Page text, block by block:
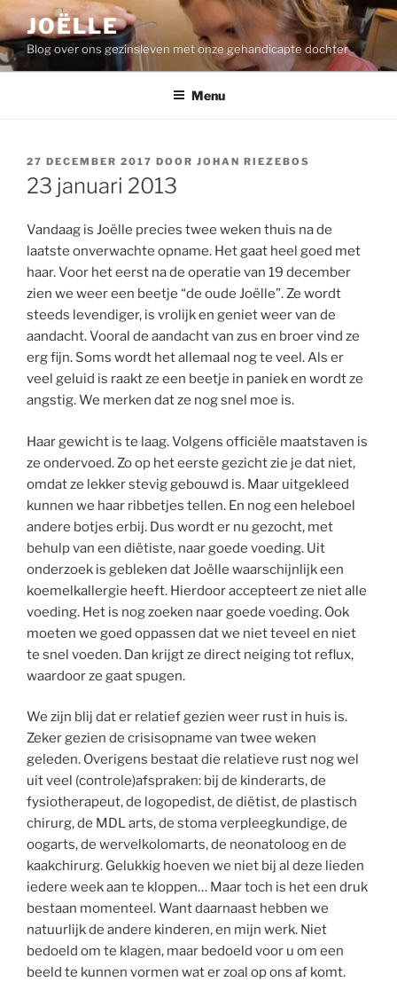
naar
de
inhoud
JOËLLE
Blog over ons gezinsleven met onze gehandicapte dochter
Menu
GEPLAATST
OP
27 DECEMBER 2017 DOOR JOHAN RIEZEBOS
23 januari 2013
Vandaag is Joëlle precies twee weken thuis na de
laatste onverwachte opname. Het gaat heel goed met
haar. Voor het eerst na de operatie van 19 december
zien we weer een beetje “de oude Joëlle”. Ze wordt
steeds levendiger, is vrolijk en geniet weer van de
aandacht. Vooral de aandacht van zus en broer vind ze
erg fijn. Soms wordt het allemaal nog te veel. Als er
veel geluid is raakt ze een beetje in paniek en wordt ze
angstig. We merken dat ze nog snel moe is.
Haar gewicht is te laag. Volgens officiële maatstaven is
ze ondervoed. Zo op het eerste gezicht zie je dat niet,
omdat ze lekker stevig gebouwd is. Maar uitgekleed
kunnen we haar ribbetjes tellen. En nog een heleboel
andere botjes erbij. Dus wordt er nu gezocht, met
behulp van een diëtiste, naar goede voeding. Uit
onderzoek is gebleken dat Joëlle waarschijnlijk een
koemelkallergie heeft. Hierdoor accepteert ze niet alle
voeding. Het is nog zoeken naar goede voeding. Ook
moeten we goed oppassen dat we niet teveel en niet
te snel voeden. Dan krijgt ze direct neiging tot reflux,
waardoor ze gaat spugen.
We zijn blij dat er relatief gezien weer rust in huis is.
Zeker gezien de crisisopname van twee weken
geleden. Overigens bestaat die relatieve rust nog wel
uit veel (controle)afspraken: bij de kinderarts, de
fysiotherapeut, de logopedist, de diëtist, de plastisch
chirurg, de MDL arts, de stoma verpleegkundige, de
oogarts, de wervelkolomarts, de neonatoloog en de
kaakchirurg. Gelukkig hoeven we niet bij al deze lieden
iedere week aan te kloppen… Maar toch is het een druk
bestaan momenteel. Want daarnaast hebben we
natuurlijk de andere kinderen, en mijn werk. Niet
bedoeld om te klagen, maar bedoeld voor u om een
beeld te kunnen vormen wat er zoal op ons af komt.